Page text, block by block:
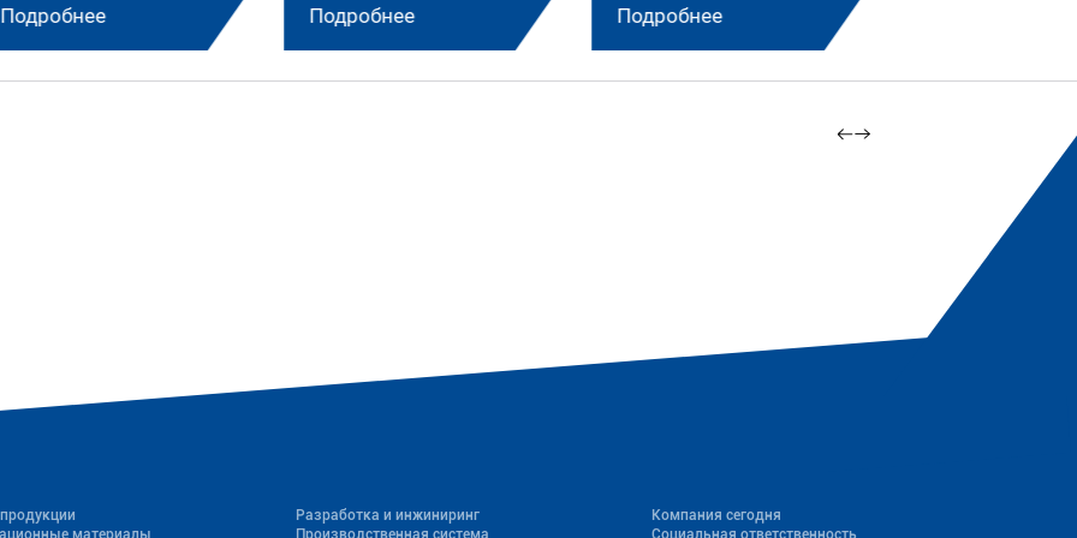
Подробнее Подробнее Подробнее
материалы
Разработка и инжиниринг
Производственная система
Компания сегодня
Социальная ответственность